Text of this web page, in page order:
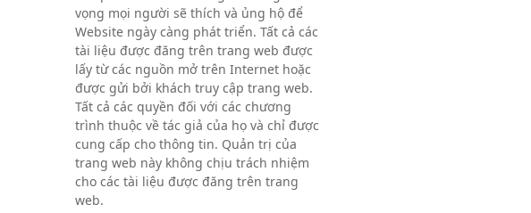
vọng mọi người sẽ thích và ủng hộ để
Website ngày càng phát triển. Tất cả các
tài liệu được đăng trên trang web được
lấy từ các nguồn mở trên Internet hoặc
được gửi bởi khách truy cập trang web.
Tất cả các quyền đối với các chương
trình thuộc về tác giả của họ và chỉ được
cung cấp cho thông tin. Quản trị của
trang web này không chịu trách nhiệm
cho các tài liệu được đăng trên trang
web.